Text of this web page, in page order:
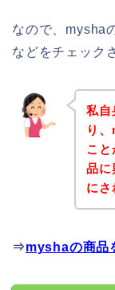
なので、mysha
などをチェック
私自
り
こ
品に
にさ
⇒myshaの商品